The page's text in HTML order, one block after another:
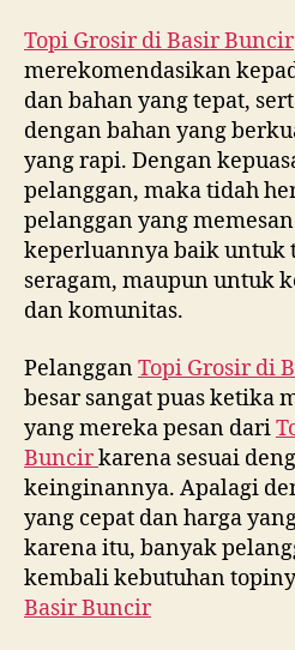
Topi Grosir diBasir Buncir
merekomendasikan
dan bahan yang tepat,
dengan bahan yang
yang rapi. Dengan
pelanggan, maka tidah
pelanggan yang
keperluannya baik untuk
seragam, maupun untuk
dan komunitas.
PelangganTopi Grosir di
besar sangat puas ketika
yang mereka pesan dari
Buncirkarena sesuai
keinginannya. Apalagi
yang cepat dan harga
karena itu, banyak
kembali kebutuhan
Basir Buncir